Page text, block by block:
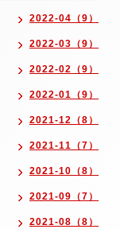
2022-04（9）
2022-03（9）
2022-02（9）
2022-01（9）
2021-12（8）
2021-11（7）
2021-10（8）
2021-09（7）
2021-08（8）